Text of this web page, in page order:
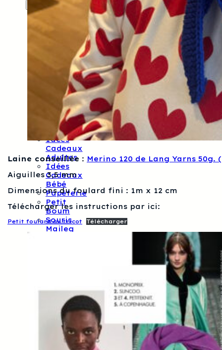
Idées
Cadeaux
Idées
Cadeaux
Ados
Idées
Cadeaux
Adultes
Idées
Cadeaux
Bébé
Papèterie
Petit
Boum
Souris
Maileg
Broderie
Créatif
Couture
Kits
Créatifs
Augustine
Laine conseillée : Merino 120 de Lang Yarns 50g.
Aiguilles 3,5 mm
Dimensions du foulard fini : 1m x 12 cm
Télécharger les instructions par ici:
Petit foulard au tricot Télécharger